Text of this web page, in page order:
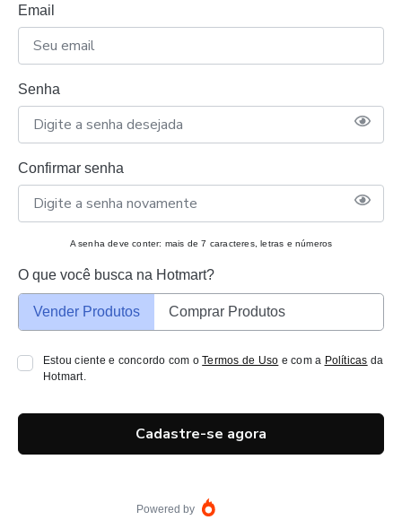
Email
Senha
Confirmar senha
A senha deve conter: mais de 7 caracteres, letras e números
O que você busca na Hotmart?
Vender Produtos Comprar Produtos
Estou ciente e concordo com oTermos de Uso e com a Políticas da
Hotmart.
Cadastre-se agora
Powered by